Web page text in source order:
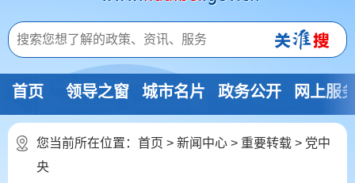
首页 领导之窗 城市名片 政务公开 网上服
您当前所在位置： 首页 > 新闻中心 > 重要转载 > 党中
央